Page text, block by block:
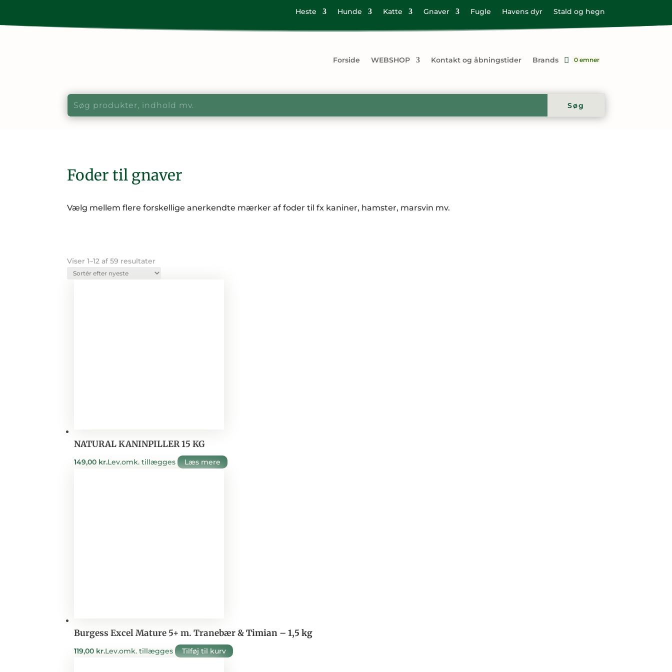
Heste Hunde Katte Gnaver Fugle Havens dyr Stald og hegn
Forside WEBSHOP Kontakt og åbningstider Brands 0 emner
Foder til gnaver
Vælg mellem flere forskellige anerkendte mærker af foder til fx kaniner, hamster, marsvin mv.
Viser 1–12 af 59 resultater
efter
NATURAL KANINPILLER 15 KG
149,00 kr.Lev.omk. tillægges Læs mere
Burgess Excel Mature 5+ m. Tranebær & Timian – 1,5 kg
119,00 kr.Lev.omk. tillægges Tilføj til kurv